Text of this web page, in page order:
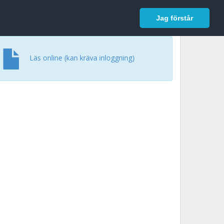
Jag förstår
Logga in
Läs online (kan kräva inloggning)